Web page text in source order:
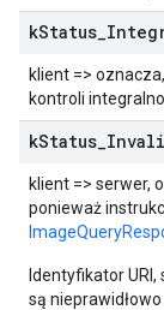
kStatus
klient =>
kontroli
kStatus
klient => serwer,
ponieważ
Identyfikator
są